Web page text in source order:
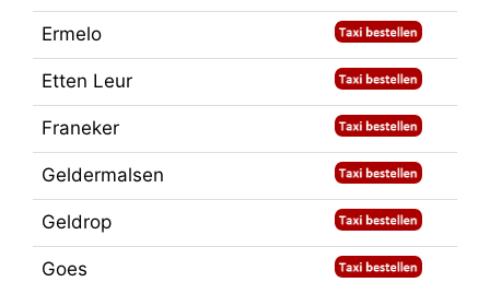
Ermelo
Etten Leur
Franeker
Geldermalsen
Geldrop
Goes